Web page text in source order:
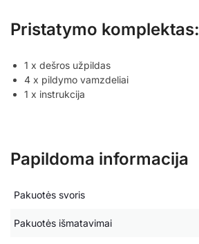
Pristatymo komplektas:
1 x dešros užpildas
4 x pildymo vamzdeliai
1 x instrukcija
Papildoma informacija
Pakuotės svoris
Pakuotės išmatavimai